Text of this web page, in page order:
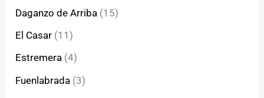
Daganzo de Arriba (15)
El Casar (11)
Estremera (4)
Fuenlabrada (3)